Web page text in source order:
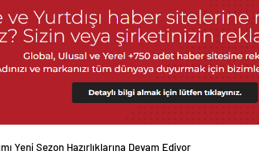
Yeni Sezon Hazırlıklarına Devam Ediyor